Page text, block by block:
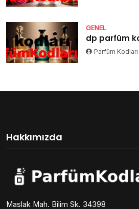
GENEL
dp parfüm
Parfüm Kodları
Hakkımızda
Maslak Mah. Bilim Sk. 34398